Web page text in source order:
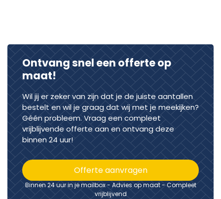
Ontvang snel een offerte op
maat!
Wil jij er zeker van zijn dat je de juiste aantallen
bestelt en wil je graag dat wij met je meekijken?
Géén probleem. Vraag een compleet
vrijblijvende offerte aan en ontvang deze
binnen 24 uur!
Offerte aanvragen
Binnen 24 uur in je mailbox - Advies op maat - Compleet
vrijblijvend